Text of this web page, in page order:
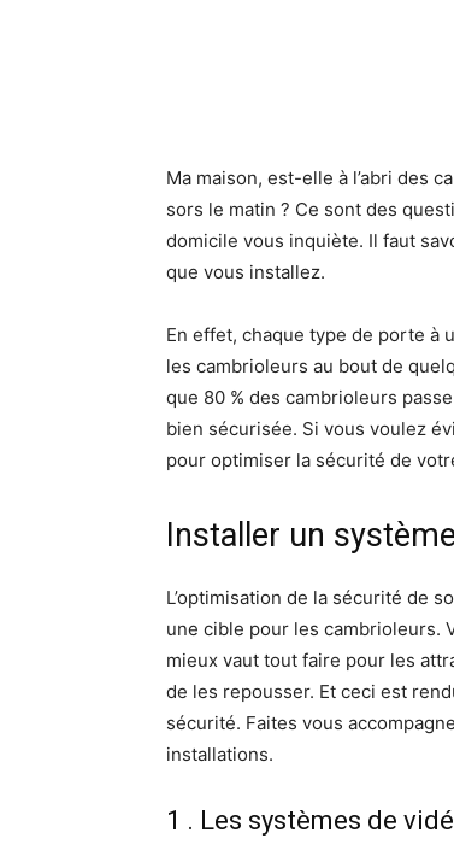
Ma maison, est-elle à l’abri des
sors le matin ? Ce sont des
domicile vous inquiète. Il faut
que vous installez.
En effet, chaque type de porte à
les cambrioleurs au bout de
que 80 % des cambrioleurs
bien sécurisée. Si vous voulez
pour optimiser la sécurité de
Installer un
L’optimisation de la sécurité de
une cible pour les cambrioleurs.
mieux vaut tout faire pour les
de les repousser. Et ceci est
sécurité. Faites vous
installations.
1 . Les systèmes de